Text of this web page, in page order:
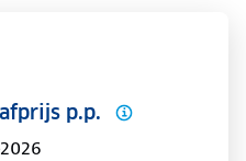
p.p.